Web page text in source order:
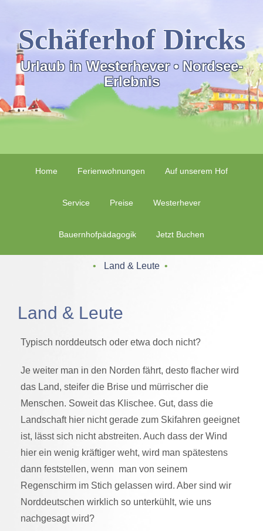
Schäferhof Dircks
Urlaub in Westerhever • Nordsee-
Erlebnis
Home Ferienwohnungen Auf unserem Hof
Service Preise Westerhever
Bauernhofpädagogik Jetzt Buchen
‌ • ‌ Land & Leute ‌ • ‌
Land & Leute
Typisch norddeutsch oder etwa doch nicht?
Je weiter man in den Norden fährt, desto flacher wird
das Land, steifer die Brise und mürrischer die
Menschen. Soweit das Klischee. Gut, dass die
Landschaft hier nicht gerade zum Skifahren geeignet
ist, lässt sich nicht abstreiten. Auch dass der Wind
hier ein wenig kräftiger weht, wird man spätestens
dann feststellen, wenn man von seinem
Regenschirm im Stich gelassen wird. Aber sind wir
Norddeutschen wirklich so unterkühlt, wie uns
nachgesagt wird?